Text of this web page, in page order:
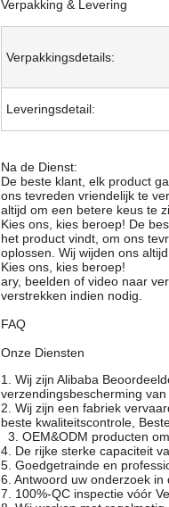
Verpakking & Levering
Verpakkingsdetails:
Leveringsdetail:
Na de Dienst:
De beste klant, elk product
ons tevreden vriendelijk te
altijd om een betere keus te
Kies ons, kies beroep! De
het product vindt, om ons
oplossen. Wij wijden ons
Kies ons, kies beroep!
ary, beelden of video naar
verstrekken indien nodig.
FAQ
Onze Diensten
1. Wij zijn Alibaba
verzendingsbescherming
2. Wij zijn een fabriek
beste kwaliteitscontrole,
3. OEM&ODM producten
4. De rijke sterke capaciteit
5. Goedgetrainde en
6. Antwoord uw onderzoek in
7. 100%-QC inspectie vóór